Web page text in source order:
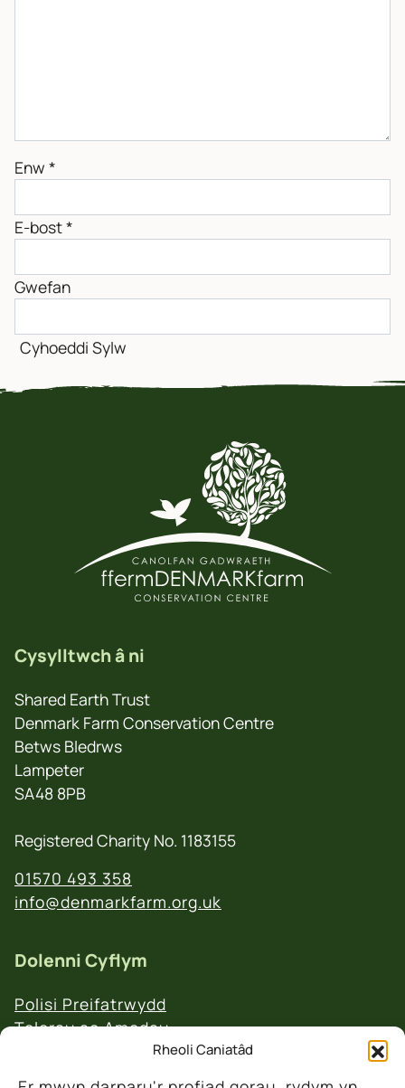
Rheoli Caniatâd
Enw *
E-bost*
Gwefan
Cysylltwch â ni
Shared Earth Trust
Denmark Farm Conservation Centre
Betws Bledrws
Lampeter
SA48 8PB
Registered Charity No. 1183155
01570 493 358
info@denmarkfarm.org.uk
Dolenni Cyflym
Polisi Preifatrwydd
Telerau ac Amodau
Polisi Ad-daliadau a Dychweliadau